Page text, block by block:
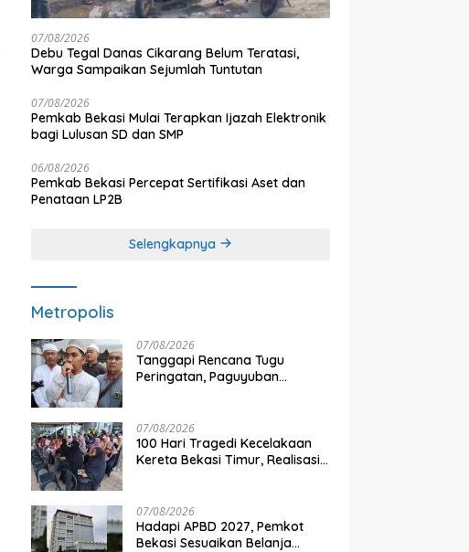
07/08/2026
Debu Tegal Danas Cikarang Belum Teratasi,
Warga Sampaikan Sejumlah Tuntutan
07/08/2026
Pemkab Bekasi Mulai Terapkan Ijazah Elektronik
bagi Lulusan SD dan SMP
06/08/2026
Pemkab Bekasi Percepat Sertifikasi Aset dan
Penataan LP2B
Selengkapnya
Metropolis
07/08/2026
Tanggapi Rencana Tugu
Peringatan, Paguyuban
Perbaikan Sistem Keselamatan
Lebih Dulu
07/08/2026
100 Hari Tragedi Kecelakaan
Kereta Bekasi Timur, Realisasi
07/08/2026
Hadapi APBD 2027, Pemkot
Bekasi Sesuaikan Belanja